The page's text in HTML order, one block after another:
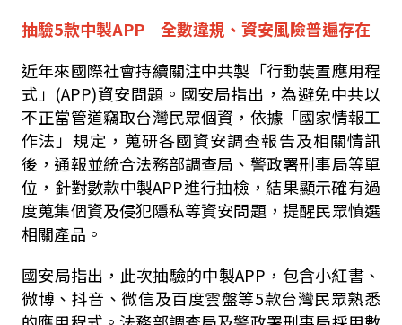
抽驗5款中製APP 全數違規、資安風險普遍存在
近年來國際社會持續關注中共製「行動裝置應用程
式」 (APP)資安問題。國安局指出，為避免中共以
不正當管道竊取台灣民眾個資，依據「國家情報工
作法」規定，蒐研各國資安調查報告及相關情訊
後，通報並統合法務部調查局、警政署刑事局等單
位，針對數款中製APP進行抽檢，結果顯示確有過
度蒐集個資及侵犯隱私等資安問題，提醒民眾慎選
相關產品。
國安局指出，此次抽驗的中製APP ，包含小紅書、
微博、抖音、微信及百度雲盤等5款台灣民眾熟悉